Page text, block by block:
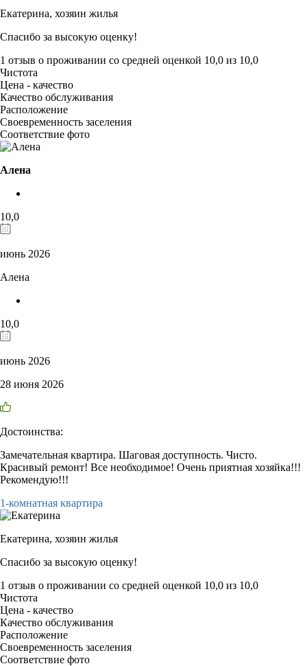
Екатерина, хозяин жилья
Спасибо за высокую оценку!
1 отзыв о проживании со средней оценкой 10,0 из 10,0
Чистота
Цена - качество
Качество обслуживания
Расположение
Своевременность заселения
Соответствие фото
Алена
10,0
июнь 2026
Алена
10,0
июнь 2026
28 июня 2026
Достоинства:
Замечательная квартира. Шаговая доступность. Чисто.
Красивый ремонт! Все необходимое! Очень приятная хозяйка!!!
Рекомендую!!!
1-комнатная квартира
Екатерина, хозяин жилья
Спасибо за высокую оценку!
1 отзыв о проживании со средней оценкой 10,0 из 10,0
Чистота
Цена - качество
Качество обслуживания
Расположение
Своевременность заселения
Соответствие фото